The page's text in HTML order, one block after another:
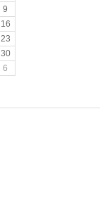
9
16
23
30
6